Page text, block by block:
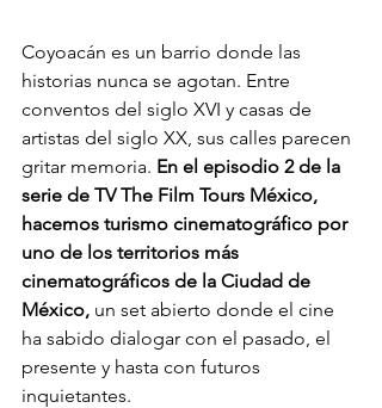
Coyoacán es un barrio donde las
historias nunca se agotan. Entre
conventos del siglo XVI y casas de
artistas del siglo XX, sus calles parecen
gritar memoria. En el episodio 2 de la
serie de TV The Film Tours México,
hacemos turismo cinematográfico por
uno de los territorios más
cinematográficos de la Ciudad de
México, un set abierto donde el cine
ha sabido dialogar con el pasado, el
presente y hasta con futuros
inquietantes.